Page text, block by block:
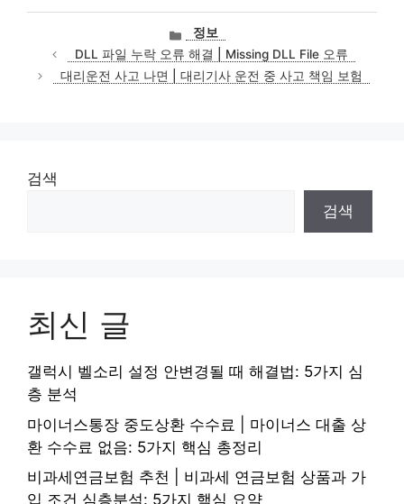
카
테
고
리
정보
DLL 파일 누락 오류 해결 | Missing DLL File 오류
대리운전 사고 나면 | 대리기사 운전 중 사고 책임 보험
검색
검색
최신 글
갤럭시 벨소리 설정 안변경될 때 해결법: 5가지 심
층 분석
마이너스통장 중도상환 수수료 | 마이너스 대출 상
환 수수료 없음: 5가지 핵심 총정리
비과세연금보험 추천 | 비과세 연금보험 상품과 가
입 조건 심층분석: 5가지 핵심 요약